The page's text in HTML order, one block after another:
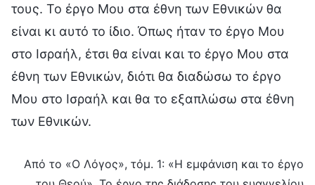
τους. Το έργο Μου στα έθνη των Εθνικών θα
είναι κι αυτό το ίδιο. Όπως ήταν το έργο Μου
στο Ισραήλ, έτσι θα είναι και το έργο Μου στα
έθνη των Εθνικών, διότι θα διαδώσω το έργο
Μου στο Ισραήλ και θα το εξαπλώσω στα έθνη
των Εθνικών.
Από το «Ο Λόγος», τόμ. 1: «Η εμφάνιση και το έργο